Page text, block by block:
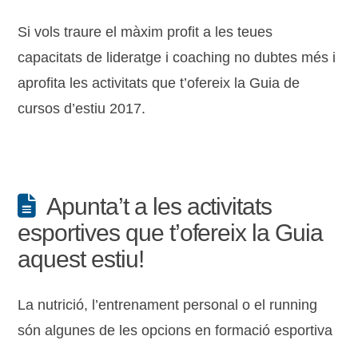
Si vols traure el màxim profit a les teues
capacitats de lideratge i coaching no dubtes més i
aprofita les activitats que t’ofereix la Guia de
cursos d’estiu 2017.
Apunta’t a les activitats
esportives que t’ofereix la Guia
aquest estiu!
La nutrició, l’entrenament personal o el running
són algunes de les opcions en formació esportiva